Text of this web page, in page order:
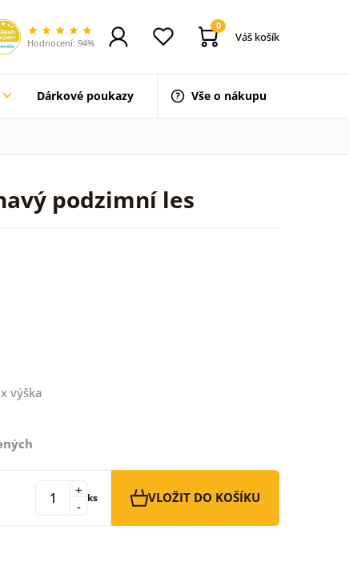
Hodnocení: 94%
0
Váš košík
Dárkové poukazy Vše o nákupu
podzimní les
výška
-
+ ks VLOŽIT DO KOŠÍKU